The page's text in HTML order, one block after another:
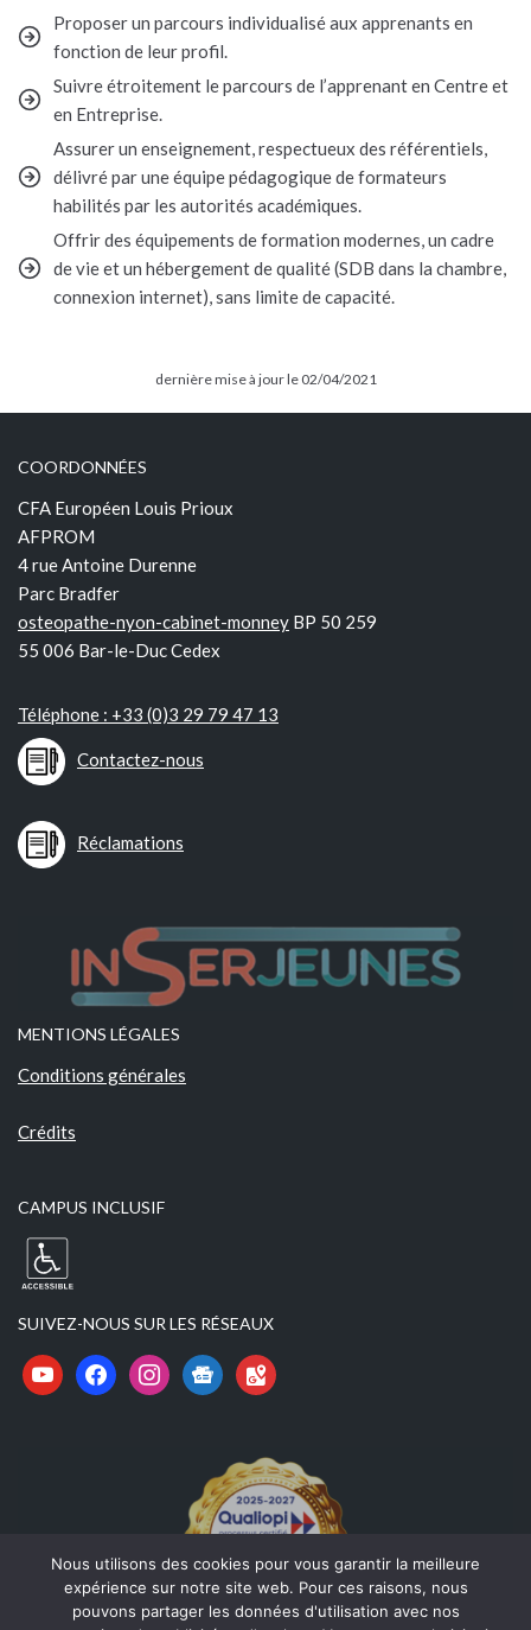
Proposer un parcours individualisé aux apprenants en
fonction de leur profil.
Suivre étroitement le parcours de l’apprenant en Centre et
en Entreprise.
Assurer un enseignement, respectueux des référentiels,
délivré par une équipe pédagogique de formateurs
habilités par les autorités académiques.
Offrir des équipements de formation modernes, un cadre
de vie et un hébergement de qualité (SDB dans la chambre,
connexion internet), sans limite de capacité.
dernière mise à jour le 02/04/2021
COORDONNÉES
CFA Européen Louis Prioux
AFPROM
4 rue Antoine Durenne
Parc Bradfer
osteopathe-nyon-cabinet-monney BP 50 259
55 006 Bar-le-Duc Cedex
Téléphone : +33 (0)3 29 79 47 13
Contactez-nous
Réclamations
MENTIONS LÉGALES
Conditions générales
Crédits
CAMPUS INCLUSIF
SUIVEZ-NOUS SUR LES RÉSEAUX
Nous utilisons des cookies pour vous garantir la meilleure
expérience sur notre site web. Pour ces raisons, nous
pouvons partager les données d'utilisation avec nos